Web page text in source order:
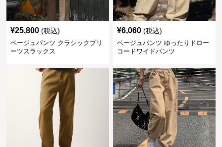
¥25,800 (税込)
ベージュパンツ クラシックプリ
ーツスラックス
¥6,060 (税込)
ベージュパンツ ゆったりドロー
コードワイドパンツ